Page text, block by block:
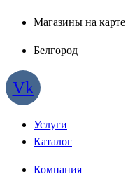
Магазины на карте
Белгород
Vk
Услуги
Каталог
Компания